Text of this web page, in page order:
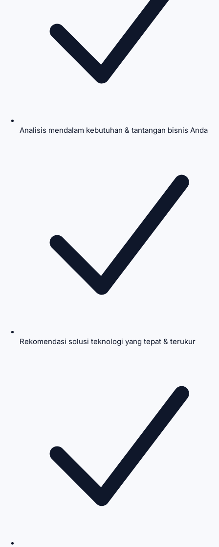
Analisis mendalam kebutuhan & tantangan bisnis Anda
Rekomendasi solusi teknologi yang tepat & terukur